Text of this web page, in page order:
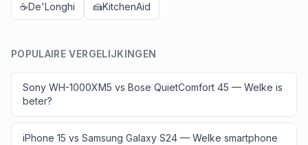
☕De'Longhi 🍰KitchenAid
POPULAIRE VERGELIJKINGEN
Sony WH-1000XM5 vs Bose QuietComfort 45 — Welke is
beter?
iPhone 15 vs Samsung Galaxy S24 — Welke smartphone